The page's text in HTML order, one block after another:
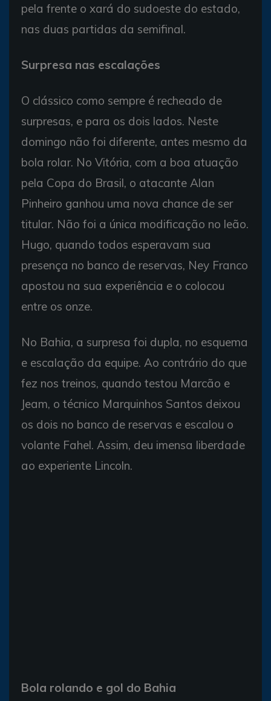
pela frente o xará do sudoeste do estado,
nas duas partidas da semifinal.
Surpresa nas escalações
O clássico como sempre é recheado de
surpresas, e para os dois lados. Neste
domingo não foi diferente, antes mesmo da
bola rolar. No Vitória, com a boa atuação
pela Copa do Brasil, o atacante Alan
Pinheiro ganhou uma nova chance de ser
titular. Não foi a única modificação no leão.
Hugo, quando todos esperavam sua
presença no banco de reservas, Ney Franco
apostou na sua experiência e o colocou
entre os onze.
No Bahia, a surpresa foi dupla, no esquema
e escalação da equipe. Ao contrário do que
fez nos treinos, quando testou Marcão e
Jeam, o técnico Marquinhos Santos deixou
os dois no banco de reservas e escalou o
volante Fahel. Assim, deu imensa liberdade
ao experiente Lincoln.
Bola rolando e gol do Bahia